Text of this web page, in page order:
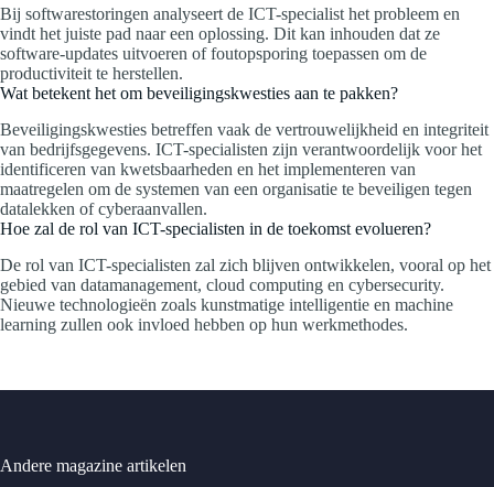
Bij softwarestoringen analyseert de ICT-specialist het probleem en
vindt het juiste pad naar een oplossing. Dit kan inhouden dat ze
software-updates uitvoeren of foutopsporing toepassen om de
productiviteit te herstellen.
Wat betekent het om beveiligingskwesties aan te pakken?
Beveiligingskwesties betreffen vaak de vertrouwelijkheid en integriteit
van bedrijfsgegevens. ICT-specialisten zijn verantwoordelijk voor het
identificeren van kwetsbaarheden en het implementeren van
maatregelen om de systemen van een organisatie te beveiligen tegen
datalekken of cyberaanvallen.
Hoe zal de rol van ICT-specialisten in de toekomst evolueren?
De rol van ICT-specialisten zal zich blijven ontwikkelen, vooral op het
gebied van datamanagement, cloud computing en cybersecurity.
Nieuwe technologieën zoals kunstmatige intelligentie en machine
learning zullen ook invloed hebben op hun werkmethodes.
Andere magazine artikelen